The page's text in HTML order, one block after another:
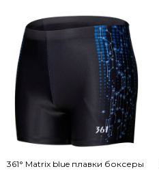
361° Matrix blue плавки боксеры